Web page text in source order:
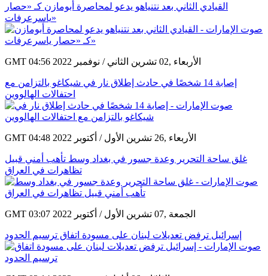
القيادي الثاني بعد نتنياهو يدعو لمحاصرة أبومازن كـ «حصار
ياسرعرفات»
GMT 04:56 2022 الأربعاء ,02 تشرين الثاني / نوفمبر
إصابة 14 شخصًا في حادث إطلاق نار في شيكاغو بالتزامن مع
احتفالات الهالووين
GMT 04:48 2022 الأربعاء ,26 تشرين الأول / أكتوبر
غلق ساحة التحرير وعدة جسور في بغداد وسط تأهب أمني قبيل
تظاهرات في العراق
GMT 03:07 2022 الجمعة ,07 تشرين الأول / أكتوبر
إسرائيل ترفض تعديلات لبنان على مسودة اتفاق ترسيم الحدود